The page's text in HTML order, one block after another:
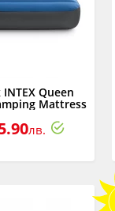
Queen
Mattress
лв.